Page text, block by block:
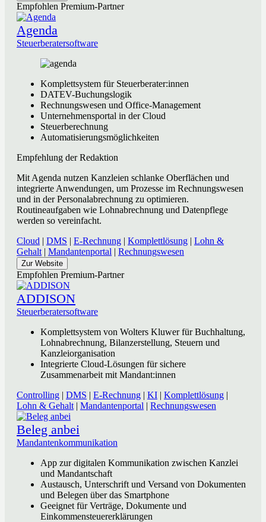
Empfohlen Premium-Partner
Agenda
Steuerberatersoftware
Komplettsystem für Steuerberater:innen
DATEV-Buchungslogik
Rechnungswesen und Office-Management
Unternehmensportal in der Cloud
Steuerberechnung
Automatisierungsmöglichkeiten
Empfehlung der Redaktion
Mit Agenda nutzen Kanzleien schlanke Oberflächen und
integrierte Anwendungen, um Prozesse im Rechnungswesen
und in der Personalabrechnung zu optimieren.
Routineaufgaben wie Lohnabrechnung und Datenpflege
werden so vereinfacht.
Cloud | DMS | E-Rechnung | Komplettlösung | Lohn &
Gehalt | Mandantenportal | Rechnungswesen
Zur Website
Empfohlen Premium-Partner
ADDISON
Steuerberatersoftware
Komplettsystem von Wolters Kluwer für Buchhaltung,
Lohnabrechnung, Bilanzerstellung, Steuern und
Kanzleiorganisation
Integrierte Cloud-Lösungen für sichere
Zusammenarbeit mit Mandant:innen
Controlling | DMS | E-Rechnung | KI | Komplettlösung |
Lohn & Gehalt | Mandantenportal | Rechnungswesen
Beleg anbei
Mandantenkommunikation
App zur digitalen Kommunikation zwischen Kanzlei
und Mandantschaft
Austausch, Unterschrift und Versand von Dokumenten
und Belegen über das Smartphone
Geeignet für Verträge, Dokumente und
Einkommensteuererklärungen